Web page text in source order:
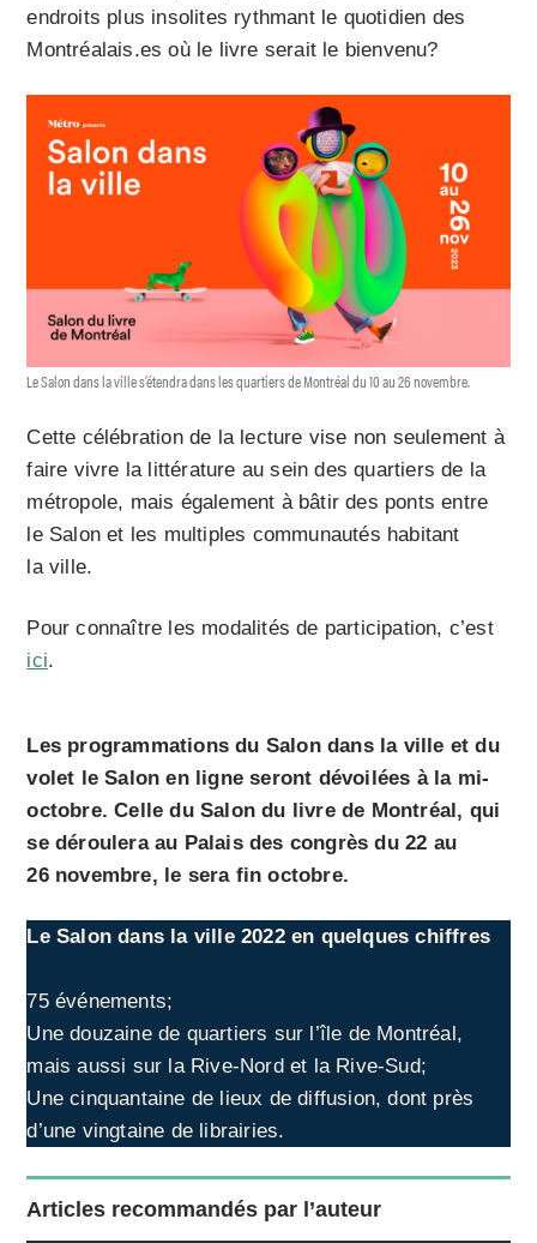
endroits plus insolites rythmant le quotidien des
Montréalais.es où le livre serait le bienvenu?
Le Salon dans la ville s’étendra dans les quartiers de Montréal du 10 au 26 novembre.
Cette célébration de la lecture vise non seulement à
faire vivre la littérature au sein des quartiers de la
métropole, mais également à bâtir des ponts entre
le Salon et les multiples communautés habitant
la ville.
Pour connaître les modalités de participation, c’est
ici.
Les programmations du Salon dans la ville et du
volet le Salon en ligne seront dévoilées à la mi-
octobre. Celle du Salon du livre de Montréal, qui
se déroulera au Palais des congrès du22 au
26 novembre, le sera fin octobre.
Le Salon dans la ville 2022 en quelques chiffres
75 événements;
Une douzaine de quartiers sur l’île de Montréal,
mais aussi sur la Rive-Nord et la Rive-Sud;
Une cinquantaine de lieux de diffusion, dont près
d’une vingtaine de librairies.
Articles recommandés par l’auteur